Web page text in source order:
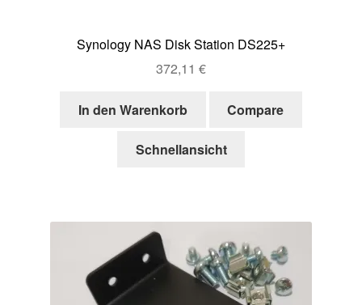
Synology NAS Disk Station DS225+
372,11 €
In den Warenkorb Compare
Schnellansicht